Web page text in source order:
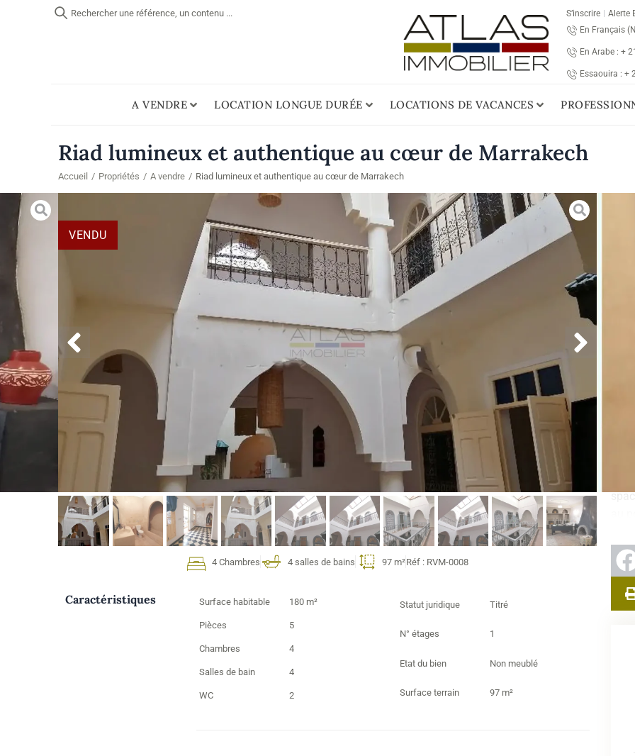
Rechercher une référence, un contenu ... S’inscrire Alerte
En Français
En Arabe : +
Essaouira : +
A VENDRE LOCATION LONGUE DURÉE LOCATIONS DE VACANCES
Riad lumineux et authentique au cœur de Marrakech
Accueil / Propriétés / A vendre / Riad lumineux et authentique au cœur de Marrakech
VENDU
4 Chambres 4 salles de bains 97 m²Réf : RVM-0008
Caractéristiques Surface habitable 180 m²
Pièces 5
Chambres 4
Salles de bain 4
WC 2
Statut juridique Titré
N° étages 1
Etat du bien Non meublé
Surface terrain 97 m²
Ce
un